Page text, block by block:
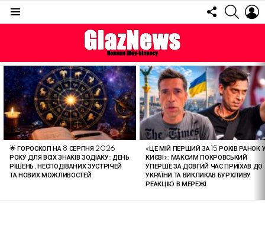
FOLLOW
US
ОСТАННІ
СТАТТІ
🌟 ГОРОСКОП НА 8 СЕРПНЯ 2026
РОКУ ДЛЯ ВСІХ ЗНАКІВ ЗОДІАКУ: ДЕНЬ
РІШЕНЬ, НЕСПОДІВАНИХ ЗУСТРІЧЕЙ
ТА НОВИХ МОЖЛИВОСТЕЙ
«ЦЕ МІЙ ПЕРШИЙ ЗА 15 РОКІВ РАНОК
КИЄВІ»: МАКСИМ ПОКРОВСЬКИЙ
УПЕРШЕ ЗА ДОВГИЙ ЧАС ПРИЇХАВ ДО
УКРАЇНИ ТА ВИКЛИКАВ БУРХЛИВУ
РЕАКЦІЮ В МЕРЕЖІ